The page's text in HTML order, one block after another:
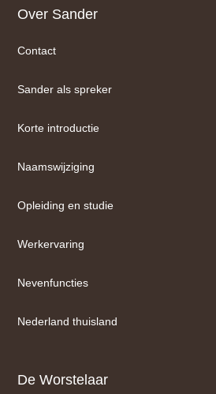
Footer
Over Sander
Contact
Sander als spreker
Korte introductie
Naamswijziging
Opleiding en studie
Werkervaring
Nevenfuncties
Nederland thuisland
De Worstelaar